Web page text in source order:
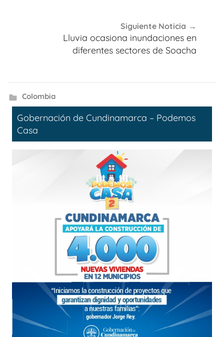
Siguiente Noticia
Lluvia ocasiona inundaciones en
diferentes sectores de Soacha
Colombia
Gobernación de Cundinamarca – Podemos
Casa